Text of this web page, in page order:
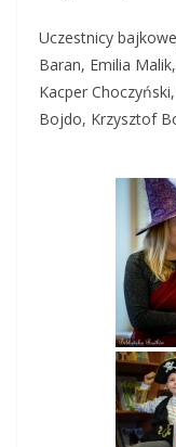
Uczestnicy
Baran, Emilia
Kacper
Bojdo, Krzysztof